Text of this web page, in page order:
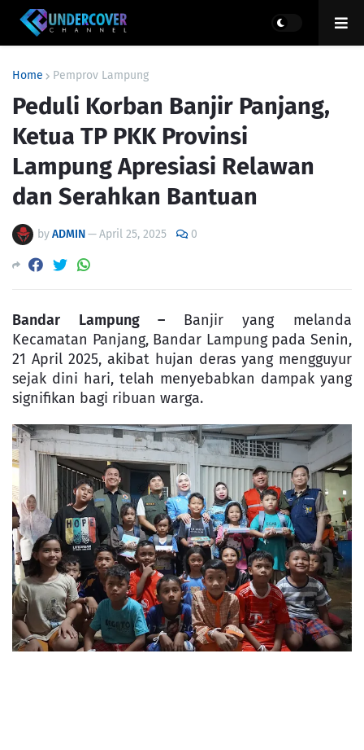
Home Pemprov Lampung
Peduli Korban Banjir Panjang,
Ketua TP PKK Provinsi
Lampung Apresiasi Relawan
dan Serahkan Bantuan
byADMIN—April 25, 2025 0
Bandar Lampung – Banjir yang melanda
Kecamatan Panjang, Bandar Lampung pada Senin,
21 April 2025, akibat hujan deras yang mengguyur
sejak dini hari, telah menyebabkan dampak yang
signifikan bagi ribuan warga.